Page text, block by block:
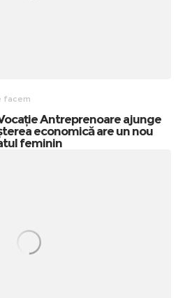
facem
Antreprenoare ajunge
economică are un nou
feminin